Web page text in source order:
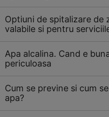
Optiuni de spitalizare de
valabile si pentru
Apa alcalina. Cand e
periculoasa
Cum se previne si cum
apa?